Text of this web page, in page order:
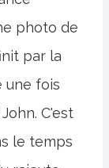
photo de
par la
une fois
C'est
le temps